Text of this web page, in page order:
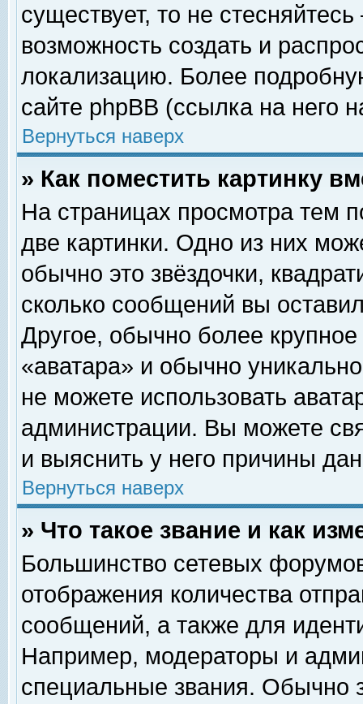
существует, то не
возможность создать и
локализацию. Более
сайте phpBB (ссылка на него
Вернуться наверх
» Как поместить картинку
На страницах просмотра тем
две картинки. Одно из них
обычно это звёздочки,
сколько сообщений вы
Другое, обычно более
«аватара» и обычно
не можете использовать
администрации. Вы можете
и выяснить у него причины
Вернуться наверх
» Что такое звание и как
Большинство сетевых
отображения количества
сообщений, а также для
Например, модераторы и
специальные звания. Обычно